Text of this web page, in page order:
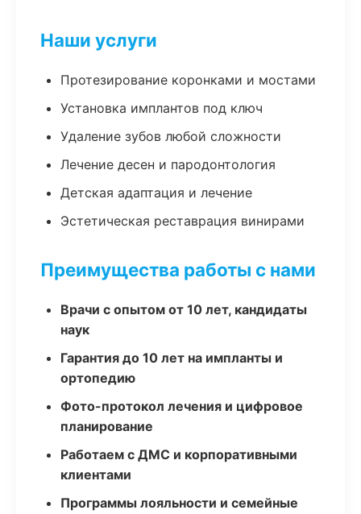
Наши услуги
Протезирование коронками и мостами
Установка имплантов под ключ
Удаление зубов любой сложности
Лечение десен и пародонтология
Детская адаптация и лечение
Эстетическая реставрация винирами
Преимущества работы с нами
Врачи с опытом от 10 лет, кандидаты
наук
Гарантия до 10 лет на импланты и
ортопедию
Фото-протокол лечения и цифровое
планирование
Работаем с ДМС и корпоративными
клиентами
Программы лояльности и семейные